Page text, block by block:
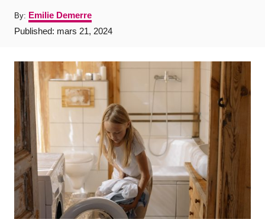
By: A
u
t
o
Emilie Demerre
P
e
n
Published: mars 21, 2024